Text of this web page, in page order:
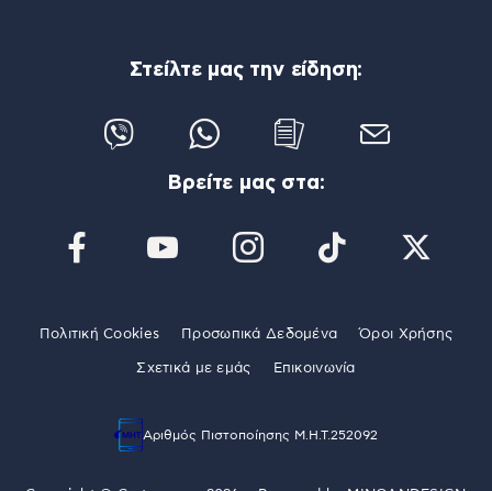
Στείλτε μας την είδηση:
Βρείτε μας στα:
Πολιτική Cookies Προσωπικά Δεδομένα Όροι Χρήσης
Σχετικά με εμάς Επικοινωνία
Αριθμός Πιστοποίησης Μ.Η.Τ.252092